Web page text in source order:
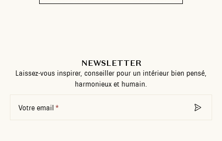
NEWSLETTER
Laissez-vous inspirer, conseiller pour un intérieur bien pensé,
harmonieux et humain.
Votre email